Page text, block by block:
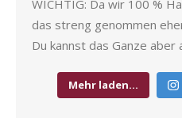
Mehr laden…